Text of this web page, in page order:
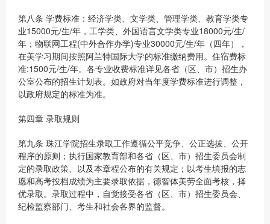
第八条 学费标准：经济学类、文学类、管理学类、教育学类专
业15000元/生/年，工学类、外国语言文学类专业18000元/生/
年；物联网工程(中外合作办学)专业30000元/生/年（四年），
在美学习期间按照阿兰特国际大学的标准缴纳费用。住宿费标
准:1500元/生/年。各专业收费标准详见各省（区、市）招生办
公室公布的招生计划表。如政府对当年度学费标准进行调整，
以政府规定的标准为准。
第四章 录取规则
第九条 珠江学院招生录取工作遵循公平竞争、公正选拔、公开
程序的原则；执行国家教育部和各省（区、市）招生委员会制
定的录取政策、以及本章程公布的有关规定；以考生填报的志
愿和高考投档成绩为主要录取依据，德智体美劳全面考核，择
优录取。录取过程中，自觉接受各省（区、市）招生委员会、
纪检监察部门、考生和社会各界的监督。